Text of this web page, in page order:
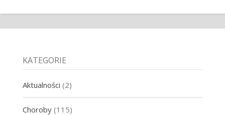
KATEGORIE
Aktualności (2)
Choroby(115)